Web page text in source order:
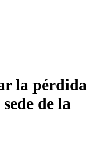
la pérdida
de la